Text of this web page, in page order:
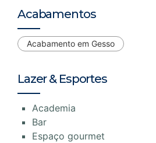
Acabamentos
Acabamento em Gesso
Lazer & Esportes
Academia
Bar
Espaço gourmet